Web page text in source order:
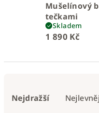
Mušelínový
tečkami
Skladem
1 890 Kč
Nejdražší